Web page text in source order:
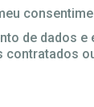
de dados